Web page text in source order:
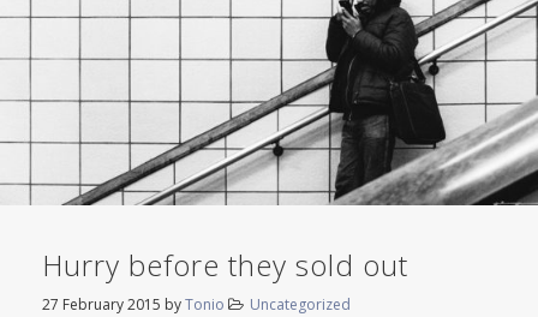
Hurry before they sold out
27 February 2015 byTonio Uncategorized